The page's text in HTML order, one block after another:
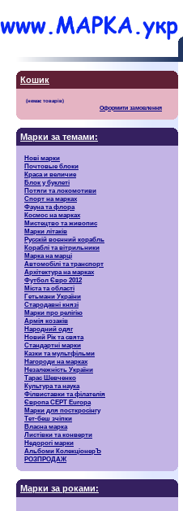
Кошик
Оформити замовлення
Марки за темами:
Нові марки
Почтовые блоки
Краса и величие
Блок у буклеті
Потяги та локомотиви
Спорт на марках
Фауна та флора
Космос на марках
Мистецтво та живопис
Марки літаків
Русскiй воєнний корабль
Кораблі та вітрильники
Марка на марці
Автомобілі та транспорт
Архітектура на марках
Футбол Євро 2012
Міста та області
Гетьмани України
Стародавні князі
Марки про релігію
Армія козаків
Народний одяг
Новий Рік та свята
Стандартні марки
Казки та мультфільми
Нагороди на марках
Незалежність України
Тарас Шевченко
Культура та наука
Філвиставки та філателія
Європа CEPT Europa
Марки для посткросінгу
Тет-беш зчіпки
Власна марка
Листівки та конверти
Недорогі марки
Альбоми КолекціонерЪ
РОЗПРОДАЖ
Марки за роками: